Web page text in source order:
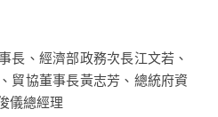
長、經濟部政務次長江文若、
貿協董事長黃志芳、總統府資
儀總經理